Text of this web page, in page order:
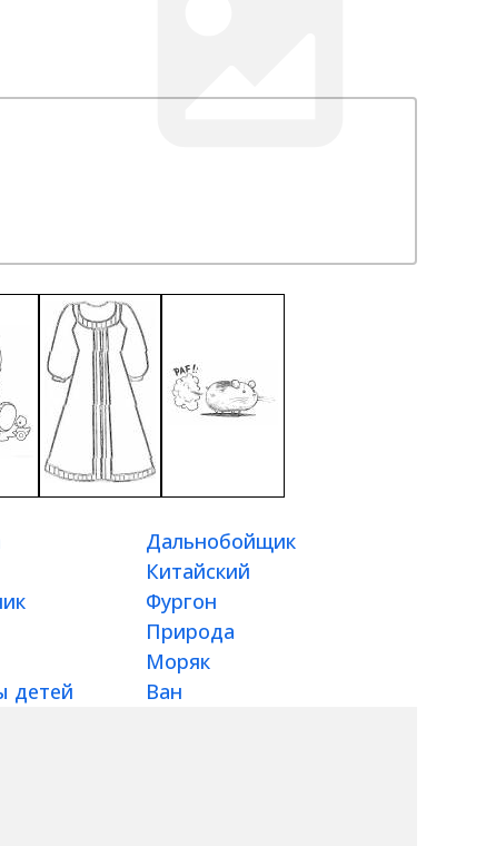
Дальнобойщик
Китайский
Фургон
Природа
Моряк
детей
Ван